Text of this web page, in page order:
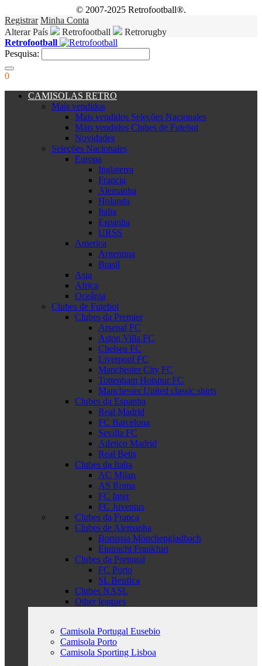
© 2007-2025 Retrofootball®.
Registrar Minha Conta
Alterar País
Retrofootball
Retrorugby
Retrofootball
Pesquisa:
0
CAMISOLAS RETRO
Mais vendidos
Mais vendidos Seleções Nacionales
Mais vendidos Clubes de Futebol
Novidades
Seleções Nacionales
Europa
Inglaterra
Francia
Alemanha
Holanda
Italia
Espanha
URSS
America
Argentina
Brasil
Asia
Africa
Oceânia
Clubes de Futebol
Clubes da Premier
Arsenal FC
Aston Villa FC
Chelsea FC
Liverpool FC
Manchester City FC
Tottenham Hotspur FC
Manchester United classic shirts
Clubes da Espanha
Real Madrid
FC Barcelona
Sevilla FC
Atletico Madrid
Real Betis
Clubes da Italia
AC Milan
AS Roma
FC Inter
FC Juventus
Clubes da França
Clubes de Alemanha
Borussia Mönchengladbach
Eintracht Frankfurt
Clubes da Portugal
FC Porto
SL Benfica
Clubes NASL
Other leagues
Camisola Portugal Eusebio
Camisola Porto
Camisola Sporting Lisboa